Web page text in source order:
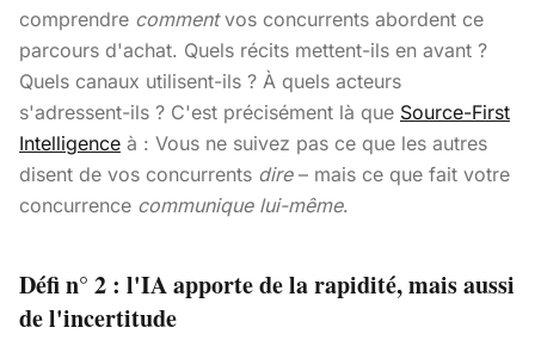
comprendre commentvos concurrents abordent ce
parcours d'achat. Quels récits mettent-ils en avant ?
Quels canaux utilisent-ils ? À quels acteurs
s'adressent-ils ? C'est précisément là que Source-First
Intelligence à : Vous ne suivez pas ce que les autres
disent de vos concurrents dire– mais ce que fait votre
concurrence communique lui-même.
Défi n° 2 : l'IA apporte de la rapidité, mais aussi
de l'incertitude